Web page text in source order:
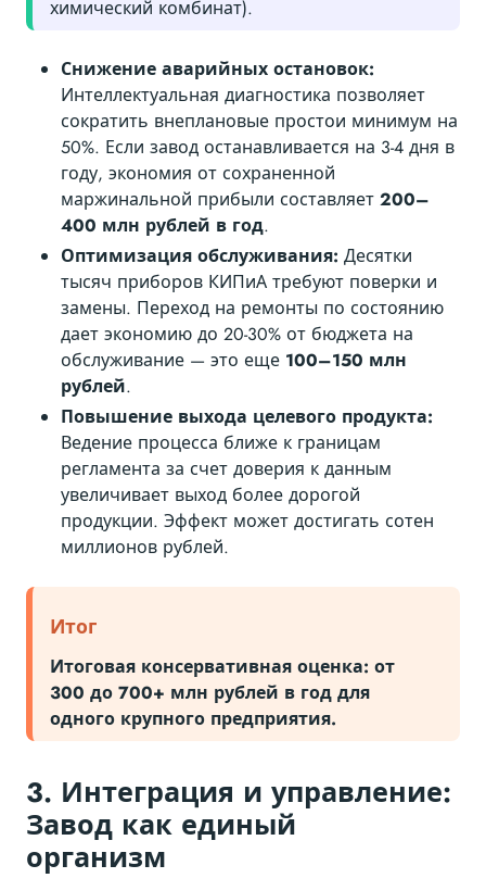
химический комбинат).
Снижение аварийных остановок:
Интеллектуальная диагностика позволяет
сократить внеплановые простои минимум на
50%. Если завод останавливается на 3-4 дня в
году, экономия от сохраненной
маржинальной прибыли составляет 200–
400 млн рублей в год.
Оптимизация обслуживания: Десятки
тысяч приборов КИПиА требуют поверки и
замены. Переход на ремонты по состоянию
дает экономию до 20-30% от бюджета на
обслуживание — это еще 100–150 млн
рублей.
Повышение выхода целевого продукта:
Ведение процесса ближе к границам
регламента за счет доверия к данным
увеличивает выход более дорогой
продукции. Эффект может достигать сотен
миллионов рублей.
Итог
Итоговая консервативная оценка: от
300 до 700+ млн рублей в год для
одного крупного предприятия.
3. Интеграция и управление:
Завод как единый
организм